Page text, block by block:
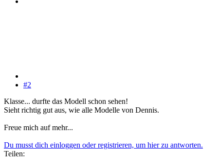
#2
Klasse... durfte das Modell schon sehen!
Sieht richtig gut aus, wie alle Modelle von Dennis.
Freue mich auf mehr...
Du musst dich einloggen oder registrieren, um hier zu antworten.
Teilen: